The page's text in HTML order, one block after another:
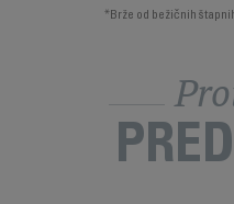
*Brže od bežičnih